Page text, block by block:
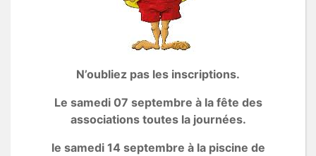
N’oubliez pas les inscriptions.
Le samedi 07 septembre à la fête des
associations toutes la journées.
le samedi 14 septembre à la piscine de